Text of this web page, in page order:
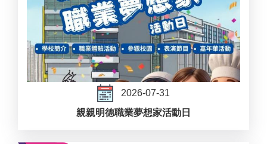
2026-07-31
親親明德職業夢想家活動日